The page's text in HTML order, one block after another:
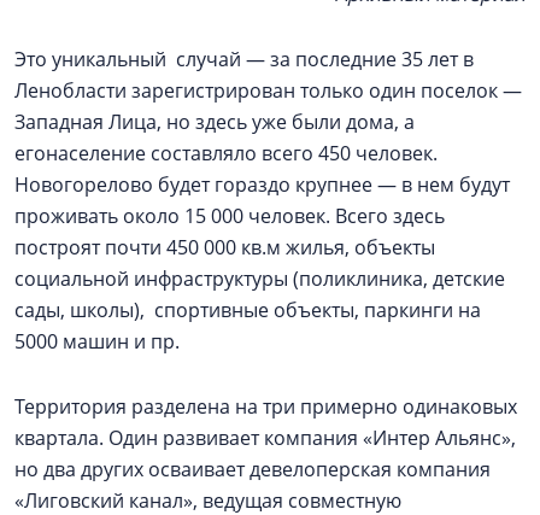
Это уникальный случай — за последние 35 лет в
Ленобласти зарегистрирован только один поселок —
Западная Лица, но здесь уже были дома, а
егонаселение составляло всего 450 человек.
Новогорелово будет гораздо крупнее — в нем будут
проживать около 15 000 человек. Всего здесь
построят почти 450 000 кв.м жилья, объекты
социальной инфраструктуры (поликлиника, детские
сады, школы), спортивные объекты, паркинги на
5000 машин и пр.
Территория разделена на три примерно одинаковых
квартала. Один развивает компания «Интер Альянс»,
но два других осваивает девелоперская компания
«Лиговский канал», ведущая совместную